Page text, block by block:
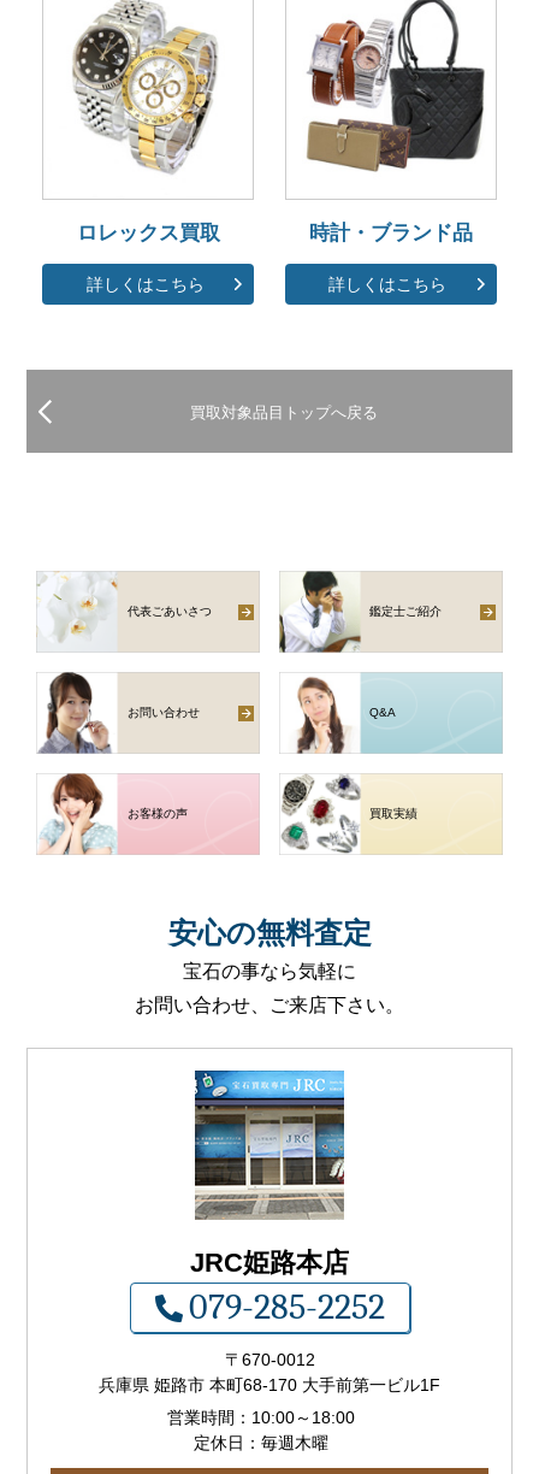
ロレックス買取
詳しくはこちら
時計・ブランド品
詳しくはこちら
買取対象品目トップへ戻る
代表ごあいさつ 鑑定士ご紹介
お問い合わせ Q&A
お客様の声 買取実績
安心の無料査定
宝石の事なら気軽に
お問い合わせ、ご来店下さい。
JRC姫路本店
079-285-2252
〒 670-0012
兵庫県 姫路市 本町68-170 大手前第一ビル1F
営業時間： 10:00～ 18:00
定休日：毎週木曜